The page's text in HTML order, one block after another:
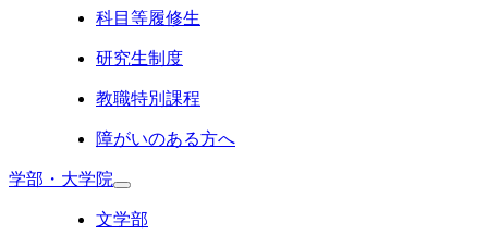
科目等履修生
研究生制度
教職特別課程
障がいのある方へ
学部・大学院
文学部